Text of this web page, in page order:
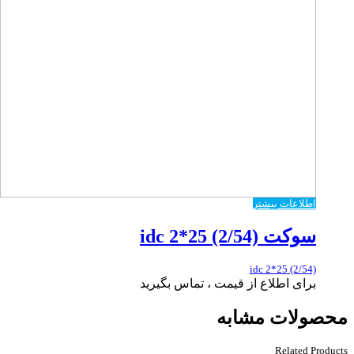
اطلاعات بیشتر
سوکت idc 2*25 (2/54)
idc 2*25 (2/54)
برای اطلاع از قیمت ، تماس بگیرید
محصولات مشابه
Related Products